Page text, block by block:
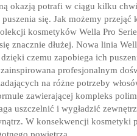
okazją potrafi w ciągu kilku
się. Jak możemy
kosmetyków Wella Pro
znacznie dłużej. Nowa linia
czemu zapobiega ich
profesjonalnym
na różne potrzeby
zawierającej kompleks
uszczelnić i wygładzić
W konsekwencji kosmetyki
powietrza